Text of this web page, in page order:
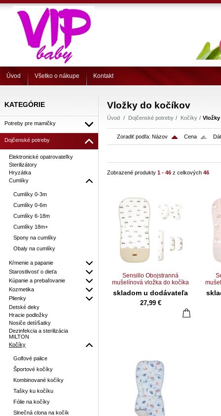
Úvod Všetko o nákupe Kontakt
KATEGÓRIE
Potreby pre mamičky
Dojčenské potreby
Elektronické opatrovateľky
Sterilizátory
Hryzátka
Cumlíky
Cumlíky 0-3m
Cumlíky 0-6m
Cumlíky 6-18m
Cumlíky 18m+
Spony na cumlíky
Obaly na cumlíky
Kŕmenie a papanie
Starostlivosť o dieťa
Kúpanie a prebaľovanie
Kozmetika
Plienky
Detské deky
Hracie podložky
Nosiče detí/šatky
Dezinfekcia a sterilizácia
MILTON
Kočíky
Golfové palice
Športové kočíky
Kombinované kočíky
Tašky ku kočíku
Fólie na kočíky
Slnečná clona na kočík
Vložky do kočíkov
Úvod Dojčenské potreby Kočíky
Zoradiť podľa: Názov Cena
Zobrazené produkty 1 - 46 z celkových 46
Sensillo Obojstranná
mušelínová vložka do kočíka
DELUXE – Autá
skladom u dodávateľa
27,99 €